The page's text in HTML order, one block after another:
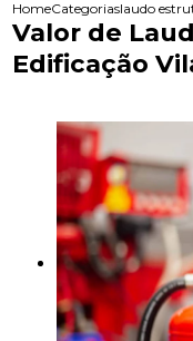
HomeCategoriaslaudo
Valor de
Edificação